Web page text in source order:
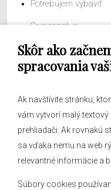
Skôr ako
spracovania
Ak navštívite stránku,
vám vytvorí malý
prehliadači. Ak rovnakú
sa vďaka nemu na web
relevantné informácie a
Súbory cookies
Potrebujem vybaviť
Samospráva
Obecný úrad
O obci
Hlásenia obecného